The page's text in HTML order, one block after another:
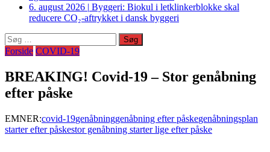
6. august 2026 | Byggeri: Biokul i letklinkerblokke skal
reducere CO₂-aftrykket i dansk byggeri
Søg
efter:
Forside COVID-19
BREAKING! Covid-19 – Stor genåbning
efter påske
EMNER:covid-19genåbninggenåbning efter påskegenåbningsplan
starter efter påskestor genåbning starter lige efter påske